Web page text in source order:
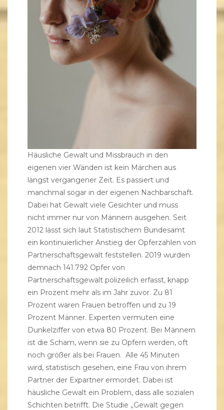
Häusliche Gewalt und Missbrauch in den
eigenen vier Wänden ist kein Märchen aus
längst vergangener Zeit. Es passiert und
manchmal sogar in der eigenen Nachbarschaft.
Dabei hat Gewalt viele Gesichter und muss
nicht immer nur von Männern ausgehen. Seit
2012 lässt sich laut Statistischem Bundesamt
ein kontinuierlicher Anstieg der Opferzahlen von
Partnerschaftsgewalt feststellen. 2019 wurden
demnach 141.792 Opfer von
Partnerschaftsgewalt polizeilich erfasst, knapp
ein Prozent mehr als im Jahr zuvor. Zu 81
Prozent waren Frauen betroffen und zu 19
Prozent Männer. Experten vermuten eine
Dunkelziffer von etwa 80 Prozent. Bei Männern
ist die Scham, wenn sie zu Opfern werden, oft
noch größer als bei Frauen. Alle 45 Minuten
wird, statistisch gesehen, eine Frau von ihrem
Partner der Expartner ermordet. Dabei ist
häusliche Gewalt ein Problem, dass alle sozialen
Schichten betrifft. Die Studie „Gewalt gegen